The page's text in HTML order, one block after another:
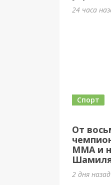
24 часа
От
ММА и
Спорт
2 дня